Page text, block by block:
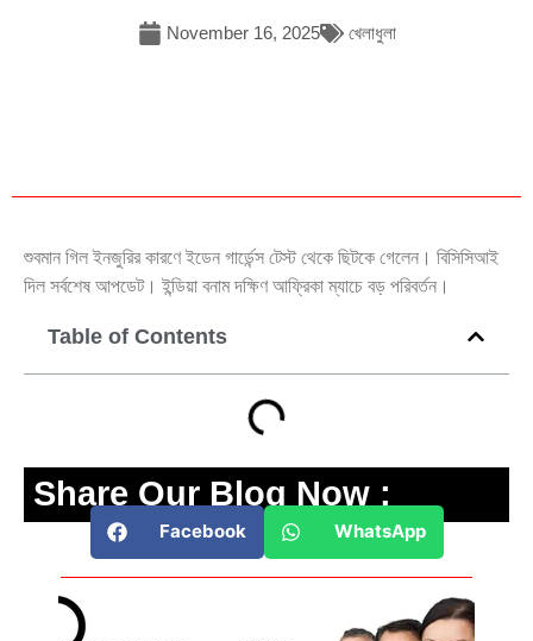
November 16, 2025 খেলাধুলা
শুবমান গিল ইনজুরির কারণে ইডেন গার্ডেন্স টেস্ট থেকে ছিটকে গেলেন। বিসিসিআই
দিল সর্বশেষ আপডেট। ইন্ডিয়া বনাম দক্ষিণ আফ্রিকা ম্যাচে বড় পরিবর্তন।
Table of Contents
Share Our Blog Now :
Facebook WhatsApp